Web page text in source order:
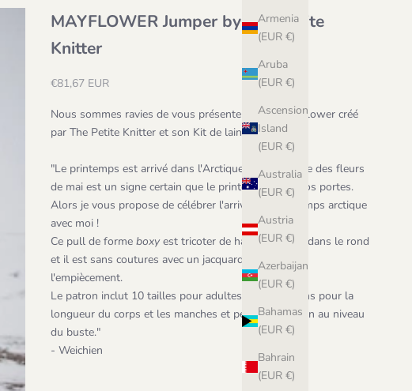
Armenia
(EUR €)
Aruba
(EUR €)
Ascension
Island
(EUR €)
Australia
(EUR €)
Austria
(EUR €)
Azerbaijan
(EUR €)
Bahamas
(EUR €)
Bahrain
(EUR €)
MAYFLOWER Jumper by The Petite
Knitter
Sale price
€81,67 EUR
Nous sommes ravies de vous présenter le pull Mayflower créé
par The Petite Knitter et son Kit de laine original
"Le printemps est arrivé dans l'Arctique ! L’émergence des fleurs
de mai est un signe certain que le printemps est à nos portes.
Alors je vous propose de célébrer l'arrivée du printemps arctique
avec moi !
Ce pull de formeboxyest tricoter de haut en bas et dans le rond
et il est sans coutures avec un jacquard au niveau de
l'empiècement.
Le patron inclut 10 tailles pour adultes et des options pour la
longueur du corps et les manches et personnalisation au niveau
du buste."
- Weichien